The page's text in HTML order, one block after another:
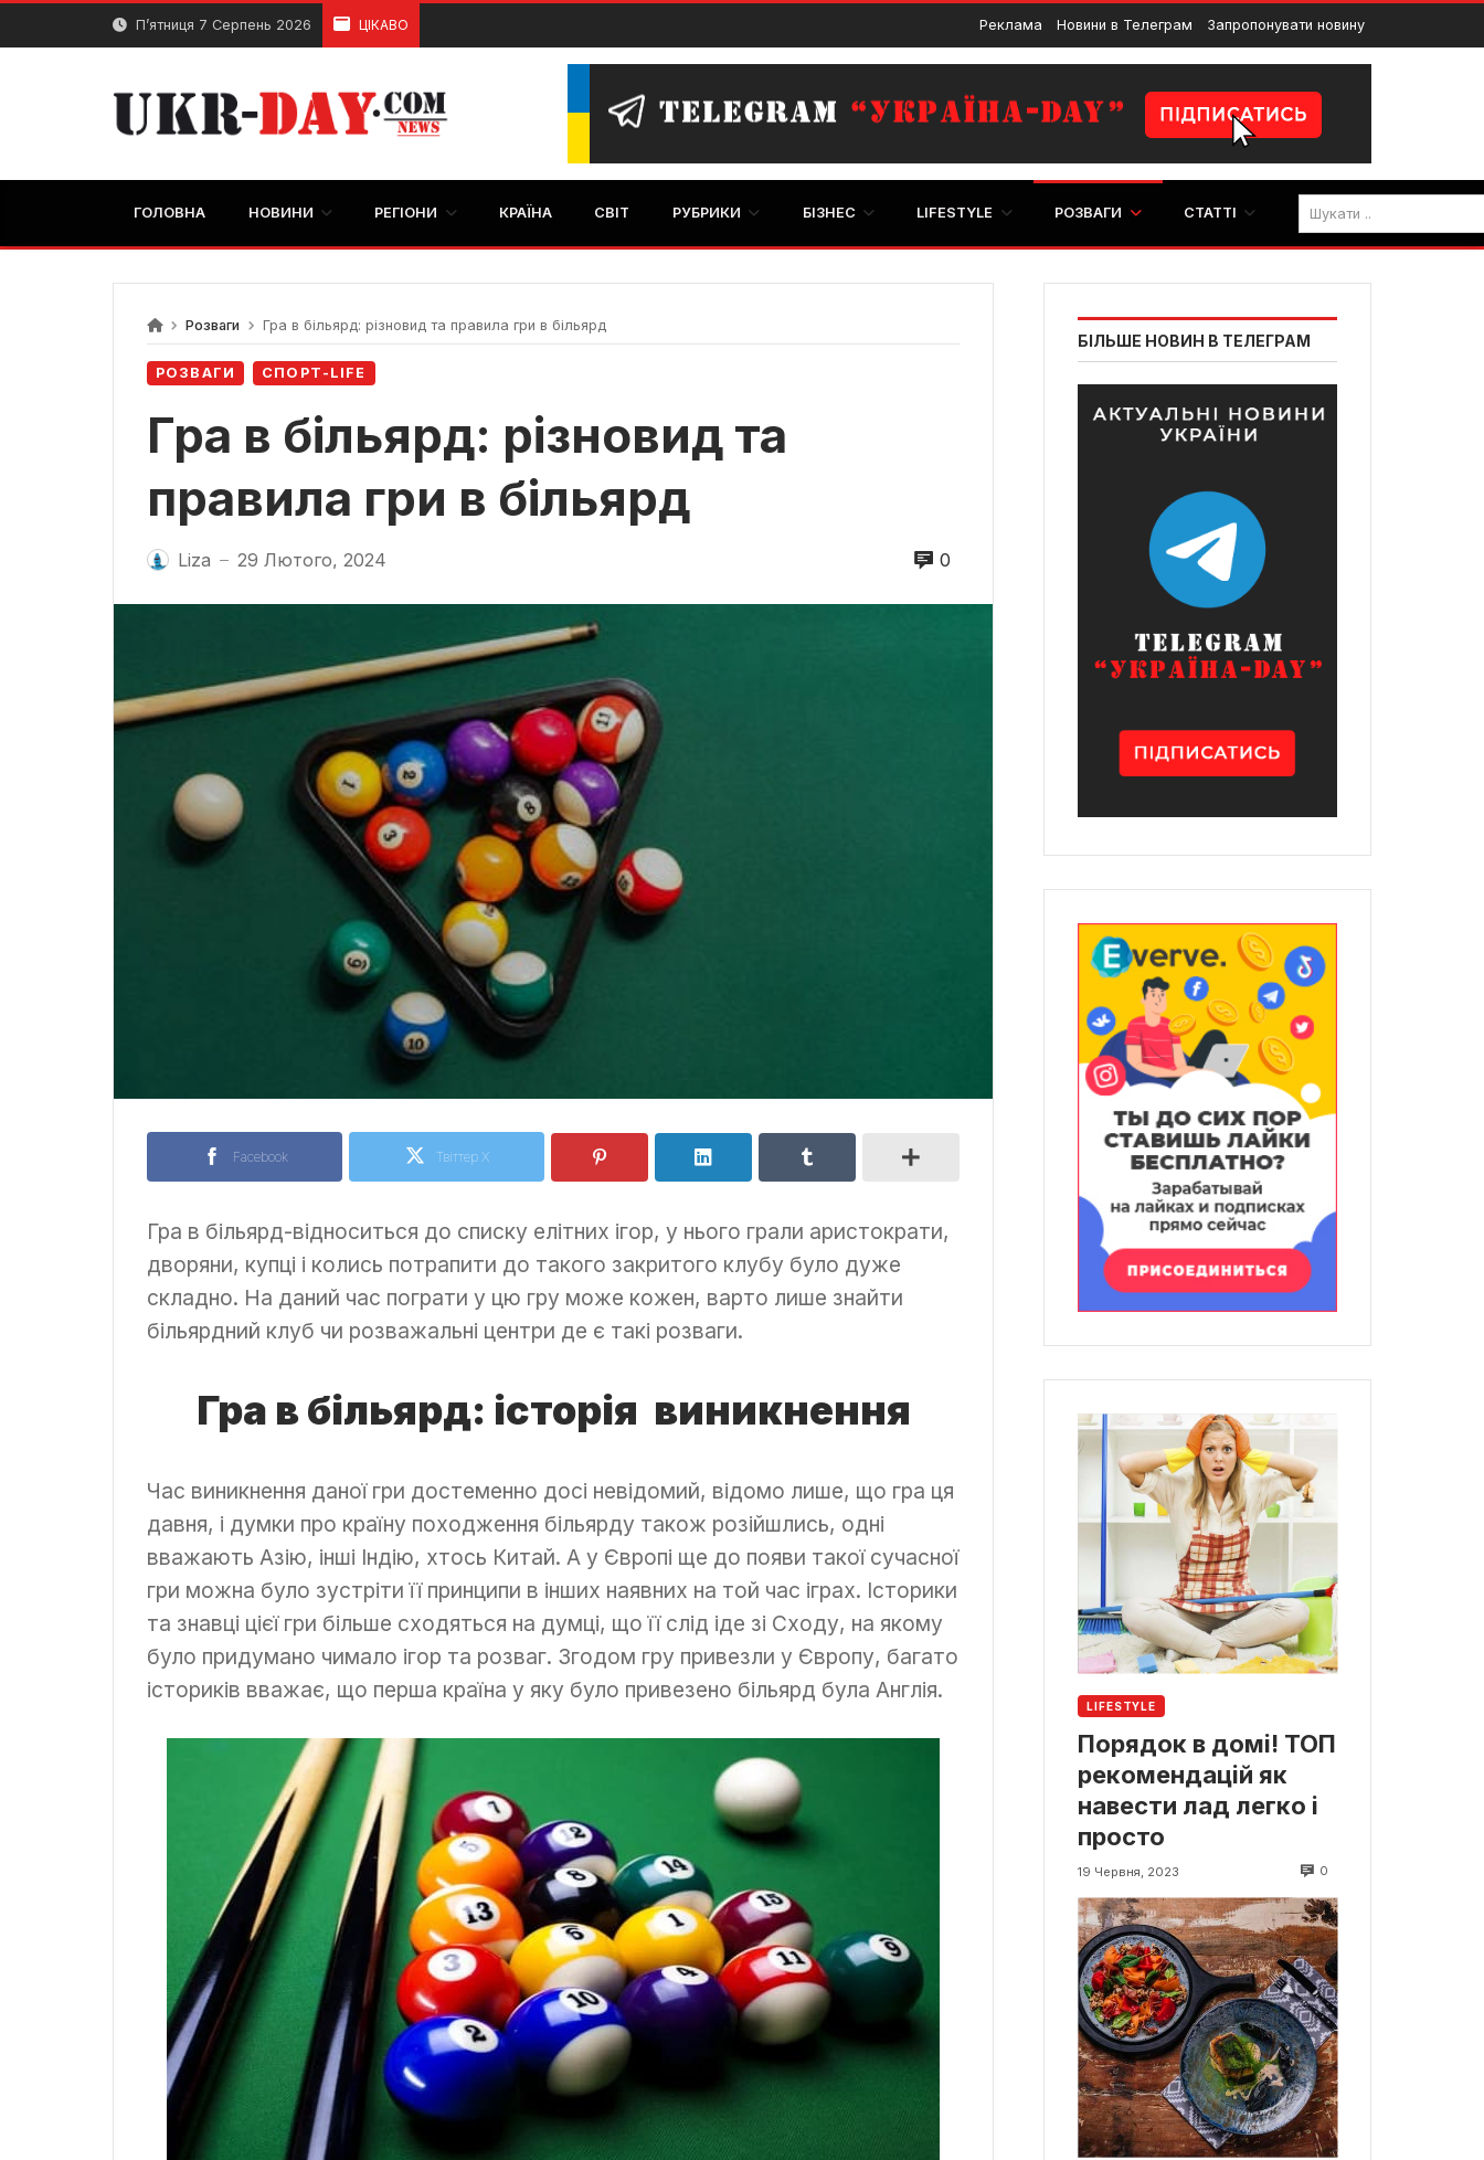
Перейти
вмісту
П’ятниця 7 Серпень 2026 ЦІКАВО Реклама Новини в Телеграм Запропонувати новину
ГОЛОВНА НОВИНИ РЕГІОНИ КРАЇНА СВІТ РУБРИКИ БІЗНЕС LIFESTYLE РОЗВАГИ СТАТТІ
Розваги Гра в більярд: різновид та правила гри в більярд
РОЗВАГИ СПОРТ-LIFE
Гра в більярд: різновид та
правила гри в більярд
Liza — 29 Лютого, 2024 0
Facebook Твіттер X
Гра в більярд-відноситься до списку елітних ігор, у нього грали аристократи,
дворяни, купці і колись потрапити до такого закритого клубу було дуже
складно. На даний час пограти у цю гру може кожен, варто лише знайти
більярдний клуб чи розважальні центри де є такі розваги.
Гра в більярд: історія виникнення
Час виникнення даної гри достеменно досі невідомий, відомо лише, що гра ця
давня, і думки про країну походження більярду також розійшлись, одні
вважають Азію, інші Індію, хтось Китай. А у Європі ще до появи такої сучасної
гри можна було зустріти її принципи в інших наявних на той час іграх. Історики
та знавці цієї гри більше сходяться на думці, що її слід іде зі Сходу, на якому
було придумано чимало ігор та розваг. Згодом гру привезли у Європу, багато
істориків вважає, що перша країна у яку було привезено більярд була Англія.
БІЛЬШЕ НОВИН В ТЕЛЕГРАМ
LIFESTYLE
Порядок в домі! ТОП
рекомендацій як
навести лад легко і
просто
19 Червня, 2023 0